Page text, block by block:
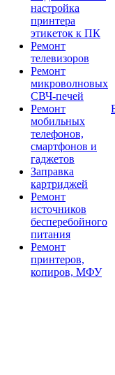
настройка
принтера
этикеток к ПК
Ремонт
телевизоров
Ремонт
микроволновых
СВЧ-печей
Ремонт
мобильных
телефонов,
смартфонов и
гаджетов
Заправка
картриджей
Ремонт
источников
бесперебойного
питания
Ремонт
принтеров,
копиров, МФУ